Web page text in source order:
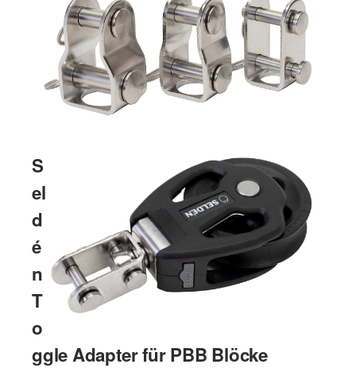
S
el
d
é
n
T
o
ggle Adapter für PBB Blöcke